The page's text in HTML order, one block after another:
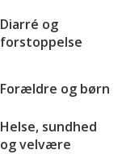
Diarré og
forstoppelse
Forældre og børn
Helse, sundhed
og velvære